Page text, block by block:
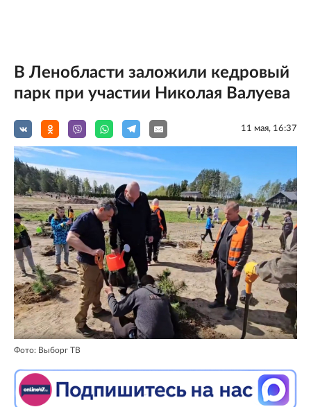
В Ленобласти заложили кедровый
парк при участии Николая Валуева
11 мая, 16:37
Фото: Выборг ТВ